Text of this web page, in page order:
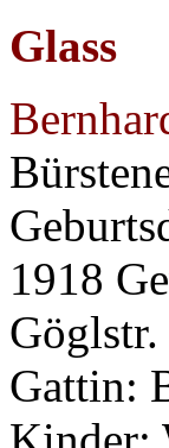
Glass
1918
Göglstr.
Gattin: